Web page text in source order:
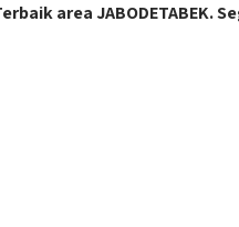
area JABODETABEK.